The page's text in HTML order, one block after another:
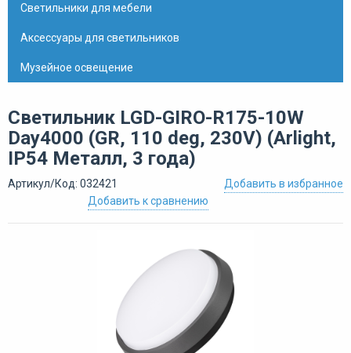
Светильники для мебели
Аксессуары для светильников
Музейное освещение
Светильник LGD-GIRO-R175-10W
Day4000 (GR, 110 deg, 230V) (Arlight,
IP54 Металл, 3 года)
Артикул/Код: 032421
Добавить в избранное
Добавить к сравнению